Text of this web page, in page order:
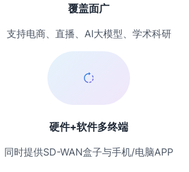
覆盖面广
支持电商、直播、AI大模型、学术科研
硬件+软件多终端
同时提供SD-WAN盒子与手机/电脑APP